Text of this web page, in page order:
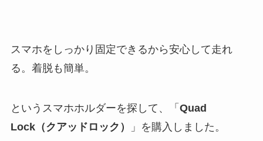
スマホをしっかり固定できるから安心して走れ
る。着脱も簡単。
というスマホホルダーを探して、「 Quad
Lock（クアッドロック）
」を購入しました。